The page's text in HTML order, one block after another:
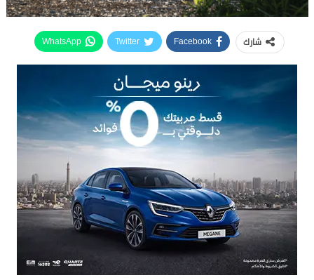
شارك Facebook
Twitter
WhatsApp